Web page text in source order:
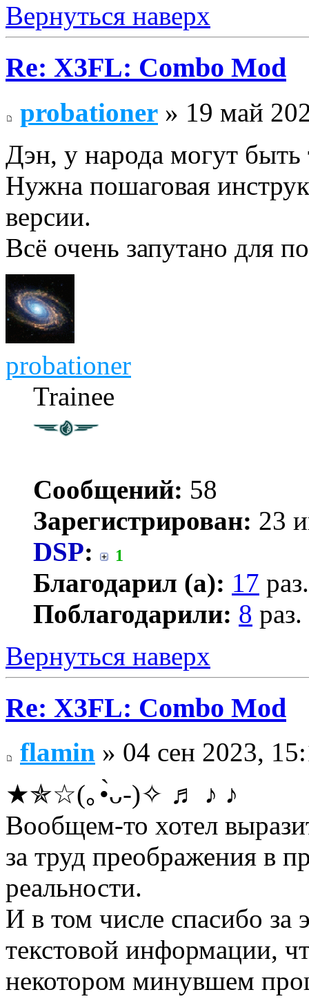
Вернуться наверх
Re: X3FL: Combo Mod
probationer » 19 май
Дэн, у народа могут быть
Нужна пошаговая
версии.
Всё очень запутано для
probationer
Trainee
Сообщений: 58
Зарегистрирован: 23
DSP: 1
Благодарил (а): 17 раз.
Поблагодарили: 8 раз.
Вернуться наверх
Re: X3FL: Combo Mod
flamin » 04 сен 2023,
★✯☆(｡•̀ᴗ-)✧ ♬ ♪ ♪
Вообщем-то хотел
за труд преображения в
реальности.
И в том числе спасибо
текстовой информации,
некотором минувшем